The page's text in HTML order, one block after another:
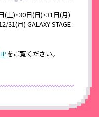
土)・30日(日)・31日(月)
31(月) GALAXY STAGE :
をご覧ください。